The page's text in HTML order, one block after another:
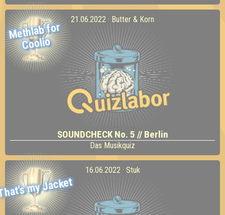
Methlab for
Coolio
21.06.2022 · Butter & Korn
SOUNDCHECK No. 5 // Berlin
Das Musikquiz
my Jacket
16.06.2022 · Stuk